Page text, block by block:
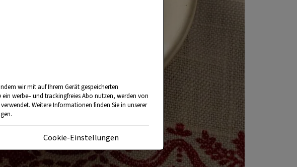
wir mit auf Ihrem Gerät gespeicherten
werbe– und trackingfreies Abo nutzen, werden von
Weitere Informationen finden Sie in unserer
Cookie-Einstellungen